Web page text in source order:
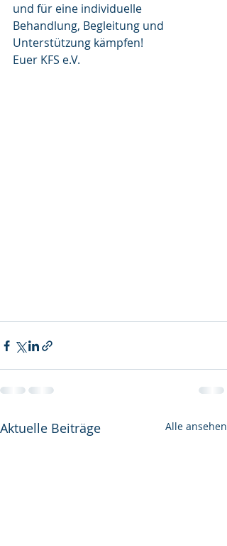
und für eine individuelle
Behandlung, Begleitung und
Unterstützung kämpfen!
Euer KFS e.V.
Aktuelle Beiträge Alle ansehen